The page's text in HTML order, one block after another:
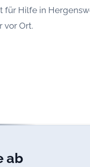
für Hilfe in
vor Ort.
ab